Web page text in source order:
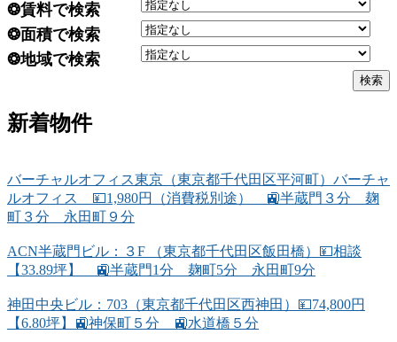
❂賃料で検索
❂面積で検索
❂地域で検索
新着物件
バーチャルオフィス東京（東京都千代田区平河町）バーチャ
ルオフィス 💴1,980円（消費税別途） 🚉半蔵門３分 麹
町３分 永田町９分
ACN半蔵門ビル：３F （東京都千代田区飯田橋）💴相談
【33.89坪】 🚉半蔵門1分 麹町5分 永田町9分
神田中央ビル：703（東京都千代田区西神田）💴74,800円
【6.80坪】🚉神保町５分 🚉水道橋５分